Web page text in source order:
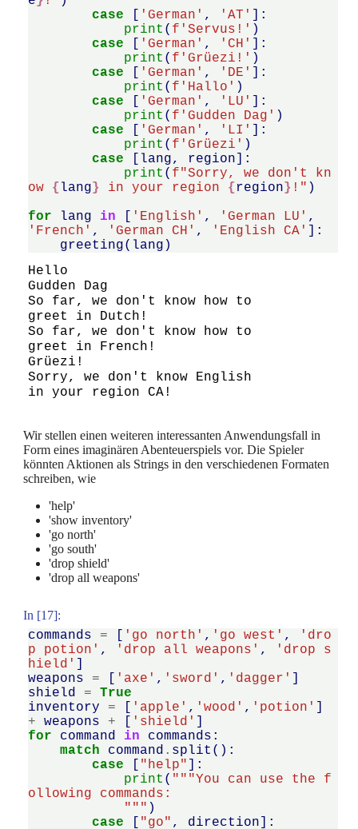
case
'German' , 'AT'
]:
print ( f 'Servus!' )
case
'German' , 'CH'
]:
print ( f 'Grüezi!' )
case
'German' , 'DE'
]:
print ( f 'Hallo' )
case
'German' , 'LU'
]:
print ( f 'Gudden Dag' )
case
'German' , 'LI'
]:
print ( f 'Grüezi' )
case
lang, region ]:
print ( f"Sorry, we don't kn
ow { lang} in your region { region} !" )
for
lang in 'English' , 'German LU' ,
'French' , 'German CH' , 'English CA'
]:
greeting( lang )
Hello
Gudden Dag
So far, we don't know how to
greet in Dutch!
So far, we don't know how to
greet in French!
Grüezi!
Sorry, we don't know English
Wir stellen einen weiteren interessanten Anwendungsfall in
Form eines imaginären Abenteuerspiels vor. Die Spieler
könnten Aktionen als Strings in den verschiedenen Formaten
schreiben, wie
'help'
'show inventory'
'go north'
'go south'
'drop shield'
'drop all weapons'
In [17]:
commands = 'go north' , 'go west' ,
'dro
p potion' , 'drop all weapons' ,
'drop s
hield'
weapons
= 'axe' , 'sword' , 'dagger'
shield
=
True
inventory
= 'apple' , 'wood' , 'potion'
+
weapons + 'shield'
for
command in commands :
match
command . split ():
case
"help"
]:
print ( """You can use the f
ollowing commands:
            """
)
case
"go" , direction ]: